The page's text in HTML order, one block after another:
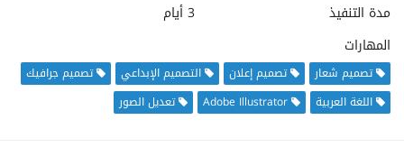
مدة التنفيذ
3 أيام
المهارات
تصميم شعار تصميم إعلان التصميم الإبداعي
تصميم جرافيك
اللغة العربية
Adobe Illustrator تعديل الصور